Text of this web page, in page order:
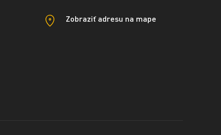
Zobraziť adresu na mape